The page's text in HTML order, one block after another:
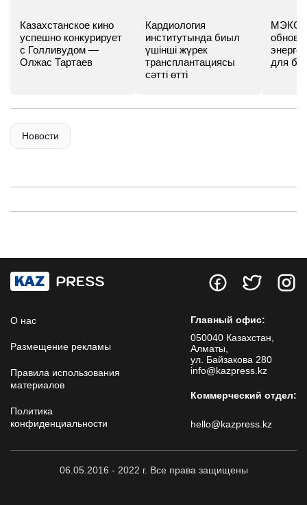
Казахстанское кино
успешно конкурирует
с Голливудом —
Олжас Тартаев
Кардиология
институтында биыл
үшінші жүрек
трансплантациясы
сәтті өтті
МЭКС -
для
Новости
О нас
Размещение рекламы
Правила использования
материалов
Политика
конфиденциальности
Главный офис:
050040 Казахстан,
Алматы,
ул. Байзакова 280
info@kazpress.kz
Коммерческий отдел:
hello@kazpress.kz
06.05.2016 - 2022 г. Все права защищены